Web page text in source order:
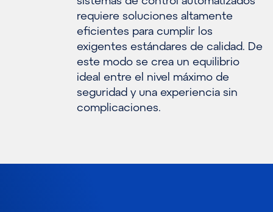
requiere soluciones altamente
eficientes para cumplir los
exigentes estándares de calidad. De
este modo se crea un equilibrio
ideal entre el nivel máximo de
seguridad y una experiencia sin
complicaciones.